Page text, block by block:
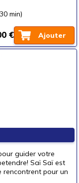
min)
Ajouter
€
guider votre
Saï Saï est
pour un